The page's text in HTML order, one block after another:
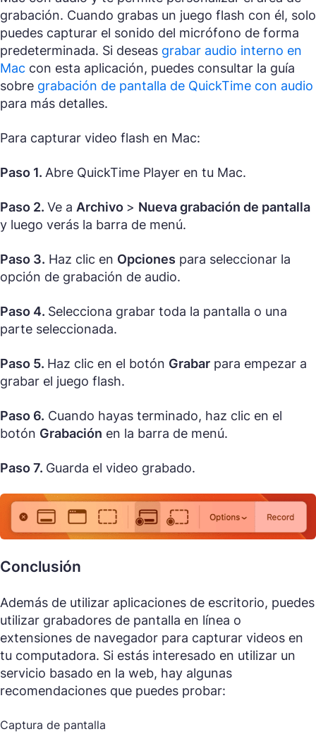
grabación. Cuando grabas un juego flash con él, solo
puedes capturar el sonido del micrófono de forma
predeterminada. Si deseas grabar audio interno en
Mac con esta aplicación, puedes consultar la guía
sobre grabación de pantalla de QuickTime con audio
para más detalles.
Para capturar video flash en Mac:
Paso 1. Abre QuickTime Player en tu Mac.
Paso 2. Ve a Archivo > Nueva grabación de pantalla
y luego verás la barra de menú.
Paso 3. Haz clic en Opciones para seleccionar la
opción de grabación de audio.
Paso 4. Selecciona grabar toda la pantalla o una
parte seleccionada.
Paso 5. Haz clic en el botón Grabar para empezar a
grabar el juego flash.
Paso 6. Cuando hayas terminado, haz clic en el
botón Grabación en la barra de menú.
Paso 7. Guarda el video grabado.
Conclusión
Además de utilizar aplicaciones de escritorio, puedes
utilizar grabadores de pantalla en línea o
extensiones de navegador para capturar videos en
tu computadora. Si estás interesado en utilizar un
servicio basado en la web, hay algunas
recomendaciones que puedes probar:
Captura de pantalla